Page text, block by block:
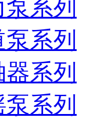
系列
系列
系列
系列